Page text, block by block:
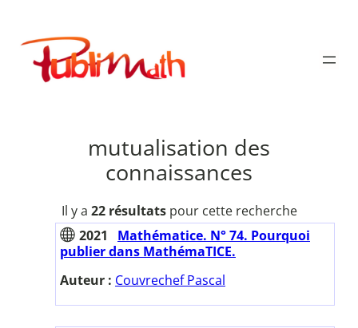
contenu
Publimath
mutualisation des
connaissances
Il y a 22 résultatspour cette recherche
2021
Mathématice. N° 74. Pourquoi
publier dans MathémaTICE.
Auteur : Couvrechef Pascal